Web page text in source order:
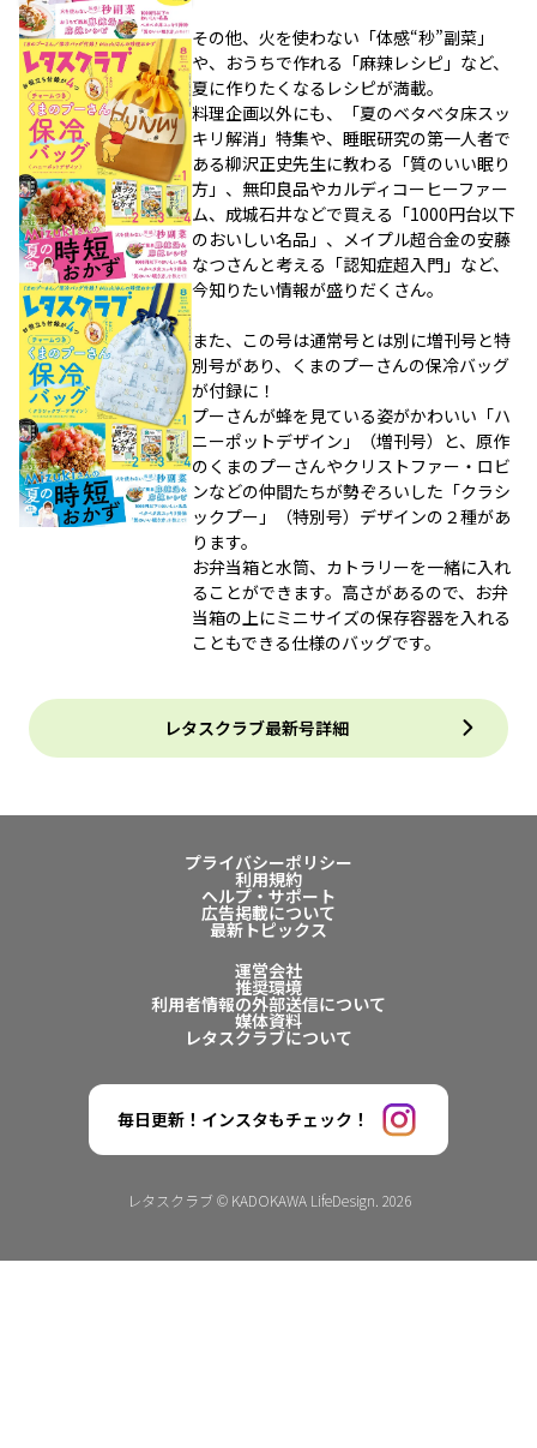
その他、火を使わない「体感“秒”副菜」
や、おうちで作れる「麻辣レシピ」など、
夏に作りたくなるレシピが満載。
料理企画以外にも、「夏のベタベタ床スッ
キリ解消」特集や、睡眠研究の第一人者で
ある柳沢正史先生に教わる「質のいい眠り
方」、無印良品やカルディコーヒーファー
ム、成城石井などで買える「1000円台以下
のおいしい名品」、メイプル超合金の安藤
なつさんと考える「認知症超入門」など、
今知りたい情報が盛りだくさん。
また、この号は通常号とは別に増刊号と特
別号があり、くまのプーさんの保冷バッグ
が付録に！
プーさんが蜂を見ている姿がかわいい「ハ
ニーポットデザイン」（増刊号）と、原作
のくまのプーさんやクリストファー・ロビ
ンなどの仲間たちが勢ぞろいした「クラシ
ックプー」（特別号）デザインの２種があ
ります。
お弁当箱と水筒、カトラリーを一緒に入れ
ることができます。高さがあるので、お弁
当箱の上にミニサイズの保存容器を入れる
こともできる仕様のバッグです。
レタスクラブ最新号詳細
プライバシーポリシー
利用規約
ヘルプ・サポート
広告掲載について
最新トピックス
運営会社
推奨環境
利用者情報の外部送信について
媒体資料
レタスクラブについて
毎日更新！インスタもチェック！
レタスクラブ © KADOKAWA LifeDesign. 2026